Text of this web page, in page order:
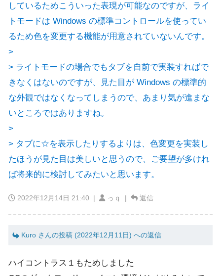
しているためこういった表現が可能なのですが、ライ
トモードは Windows の標準コントロールを使ってい
るため色を変更する機能が用意されていないんです。
>
> ライトモードの場合でもタブを自前で実装すればで
きなくはないのですが、見た目が Windows の標準的
な外観ではなくなってしまうので、あまり気が進まな
いところではありますね。
>
> タブに☆を表示したりするよりは、色変更を実装し
たほうが見た目は美しいと思うので、ご要望が多けれ
ば将来的に検討してみたいと思います。
2022年12月14日 21:40 | っｑ | 返信
Kuro さんの投稿 (2022年12月11日) への返信
ハイコントラス１もためしました